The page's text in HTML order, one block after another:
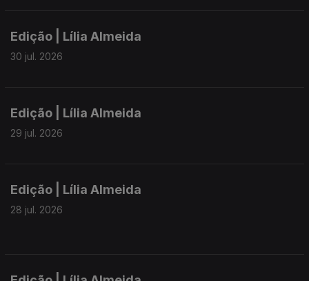
Edição | Lília Almeida
30 jul. 2026
Edição | Lília Almeida
29 jul. 2026
Edição | Lília Almeida
28 jul. 2026